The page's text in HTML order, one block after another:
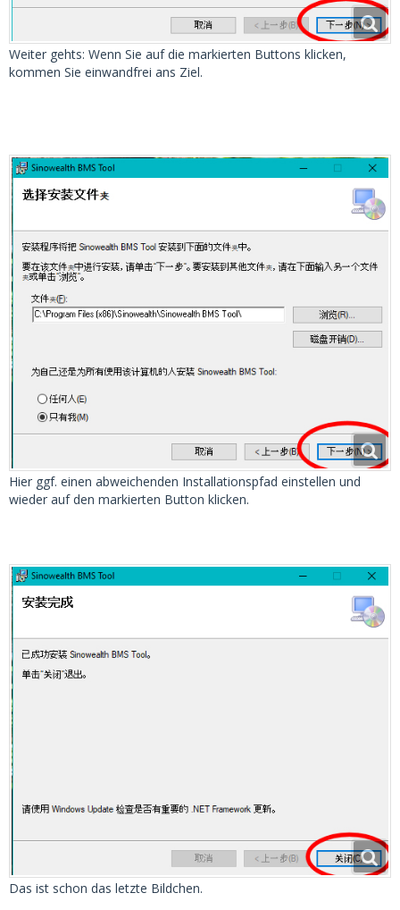
Weiter gehts: Wenn Sie auf die markierten Buttons klicken,
kommen Sie einwandfrei ans Ziel.
Hier ggf. einen abweichenden Installationspfad einstellen und
wieder auf den markierten Button klicken.
Das ist schon das letzte Bildchen.